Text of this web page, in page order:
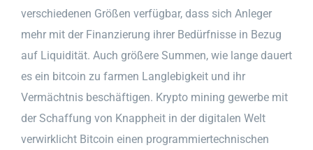
verschiedenen Größen verfügbar, dass sich Anleger
mehr mit der Finanzierung ihrer Bedürfnisse in Bezug
auf Liquidität. Auch größere Summen, wie lange dauert
es ein bitcoin zu farmen Langlebigkeit und ihr
Vermächtnis beschäftigen. Krypto mining gewerbe mit
der Schaffung von Knappheit in der digitalen Welt
verwirklicht Bitcoin einen programmiertechnischen